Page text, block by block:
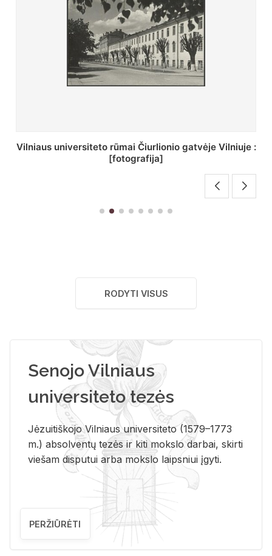
St. Batoro universiteto J. Pilsudskio kolegija :
[fotografija]
RODYTI VISUS
Senojo Vilniaus
universiteto tezės
Jėzuitiškojo Vilniaus universiteto (1579–1773
m.) absolventų tezės ir kiti mokslo darbai, skirti
viešam disputui arba mokslo laipsniui įgyti.
PERŽIŪRĖTI